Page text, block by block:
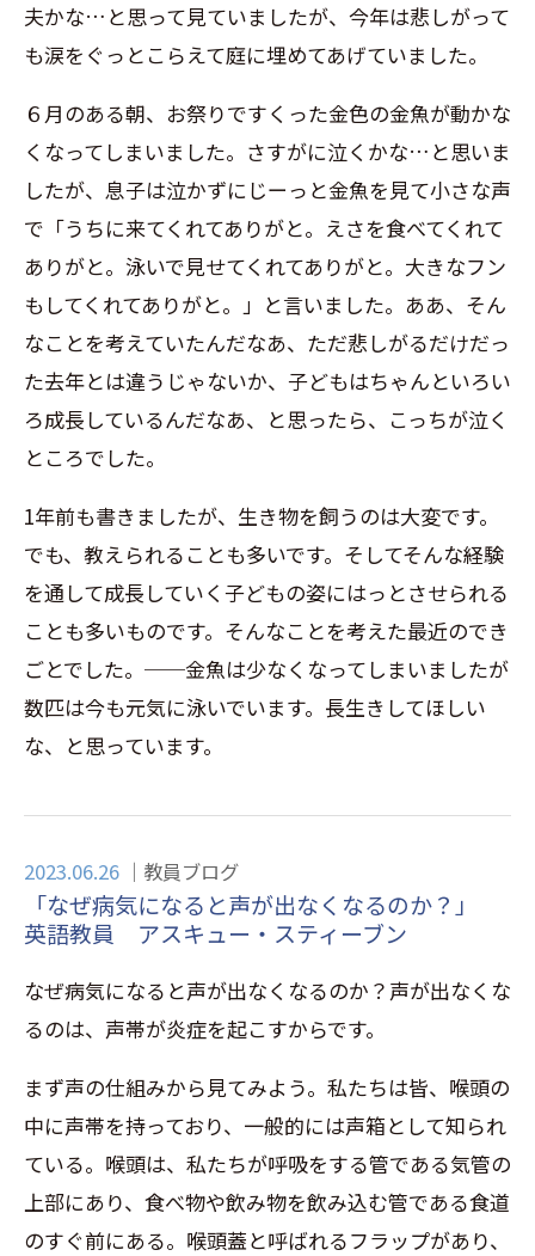
夫かな…と思って見ていましたが、今年は悲しがって
も涙をぐっとこらえて庭に埋めてあげていました。
６月のある朝、お祭りですくった金色の金魚が動かな
くなってしまいました。さすがに泣くかな…と思いま
したが、息子は泣かずにじーっと金魚を見て小さな声
で「うちに来てくれてありがと。えさを食べてくれて
ありがと。泳いで見せてくれてありがと。大きなフン
もしてくれてありがと。」と言いました。ああ、そん
なことを考えていたんだなあ、ただ悲しがるだけだっ
た去年とは違うじゃないか、子どもはちゃんといろい
ろ成長しているんだなあ、と思ったら、こっちが泣く
ところでした。
1年前も書きましたが、生き物を飼うのは大変です。
でも、教えられることも多いです。そしてそんな経験
を通して成長していく子どもの姿にはっとさせられる
ことも多いものです。そんなことを考えた最近のでき
ごとでした。──金魚は少なくなってしまいましたが
数匹は今も元気に泳いでいます。長生きしてほしい
な、と思っています。
2023.06.26 教員ブログ
「なぜ病気になると声が出なくなるのか？」
英語教員 アスキュー・スティーブン
なぜ病気になると声が出なくなるのか？声が出なくな
るのは、声帯が炎症を起こすからです。
まず声の仕組みから見てみよう。私たちは皆、喉頭の
中に声帯を持っており、一般的には声箱として知られ
ている。喉頭は、私たちが呼吸をする管である気管の
上部にあり、食べ物や飲み物を飲み込む管である食道
のすぐ前にある。喉頭蓋と呼ばれるフラップがあり、